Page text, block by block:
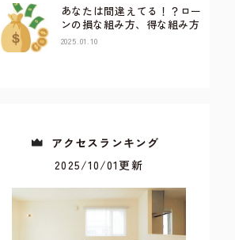
あなたは間違えてる！？ロー
ンの損な組み方、得な組み方
2025.01.10
アクセスランキング
2025/10/01更新